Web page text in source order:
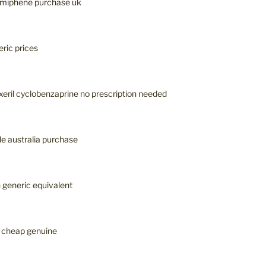
purchase uk
prices
cyclobenzaprine no prescription needed
australia purchase
equivalent
genuine